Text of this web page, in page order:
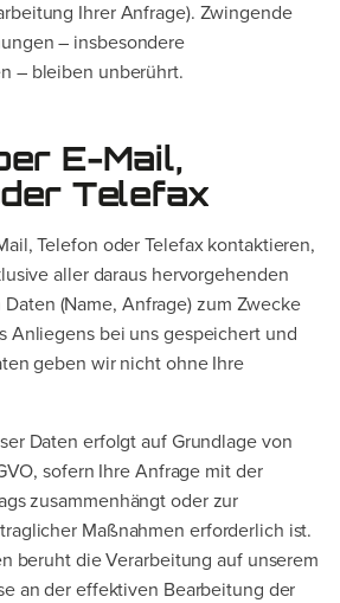
Ihrer Anfrage). Zwingende
– insbesondere
– bleiben unberührt.
E-Mail,
Telefax
Telefon oder Telefax kontaktieren,
aller daraus hervorgehenden
(Name, Anfrage) zum Zwecke
Anliegens bei uns gespeichert und
geben wir nicht ohne Ihre
Daten erfolgt auf Grundlage von
sofern Ihre Anfrage mit der
zusammenhängt oder zur
Maßnahmen erforderlich ist.
beruht die Verarbeitung auf unserem
an der effektiven Bearbeitung der